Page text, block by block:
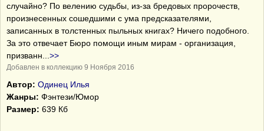
случайно? По велению судьбы, из-за бредовых пророчеств,
произнесенных сошедшими с ума предсказателями,
записанных в толстенных пыльных книгах? Ничего подобного.
За это отвечает Бюро помощи иным мирам - организация,
призванн
>>
Добавлен в коллекцию 9 Ноября 2016
Автор: Одинец Илья
Жанры: Фэнтези/Юмор
Размер: 639 Кб